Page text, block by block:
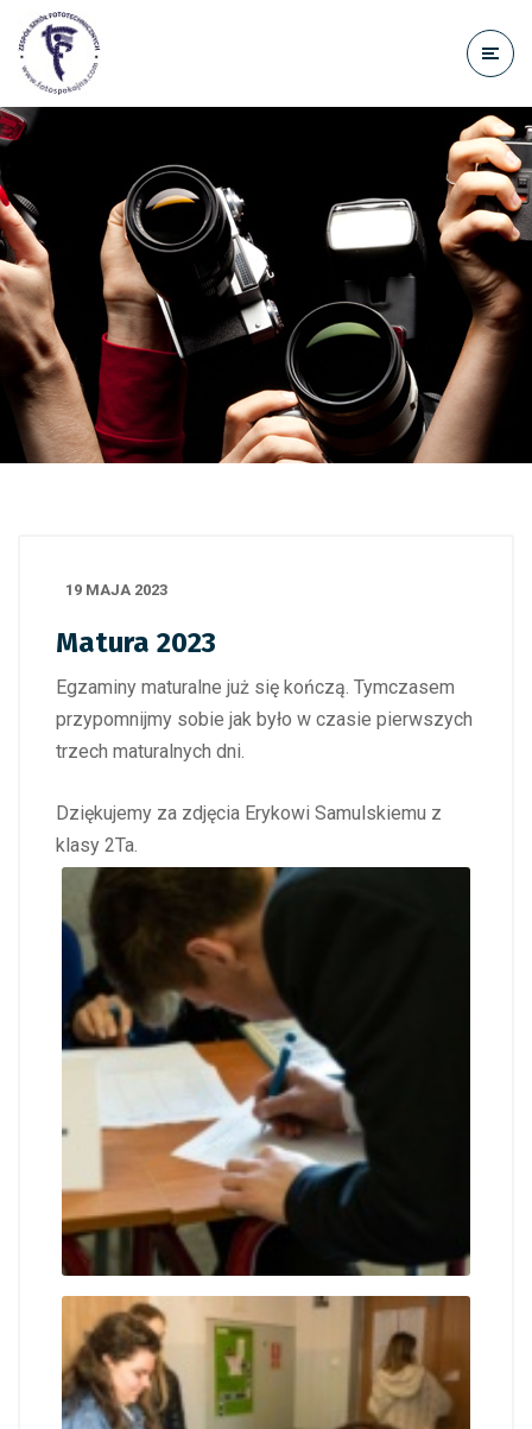
treści
19 MAJA 2023
Matura 2023
Egzaminy maturalne już się kończą. Tymczasem
przypomnijmy sobie jak było w czasie pierwszych
trzech maturalnych dni.
Dziękujemy za zdjęcia Erykowi Samulskiemu z
klasy 2Ta.